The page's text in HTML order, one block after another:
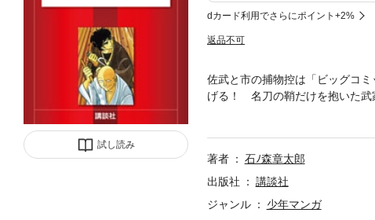
試し読み
dカード利用でさらにポイント+2%
返品不可
佐武と市の捕物控は「ビッグコ
げる！ 名刀の鞘だけを抱いた武
ぐ謎の裏に浮かび上がる人間の
著者
石ﾉ森章太郎
出版社
講談社
ジャンル
少年マンガ